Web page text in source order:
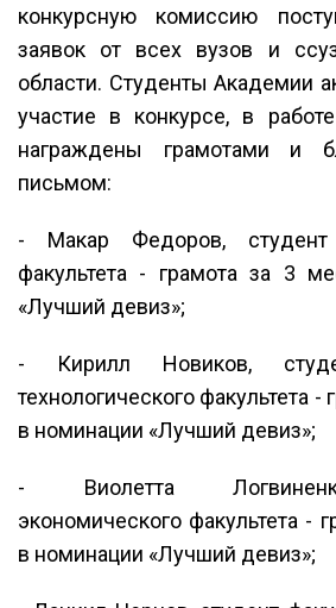
конкурсную комиссию
заявок от всех вузов и
области. Студенты Академии
участие в конкурсе, в
награждены грамотами и
письмом:
- Макар Федоров, студент
факультета - грамота за 3
«Лучший девиз»;
- Кирилл Новиков,
технологического факультета -
в номинации «Лучший девиз»;
- Виолетта
экономического факультета -
в номинации «Лучший девиз»;